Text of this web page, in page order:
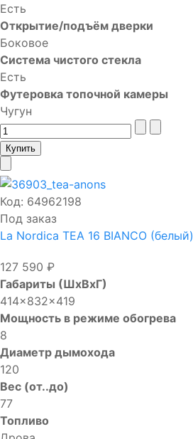
Есть
Открытие/подъём дверки
Боковое
Система чистого стекла
Есть
Футеровка топочной камеры
Чугун
Код: 64962198
Под заказ
La Nordica TEA 16 BIANCO (белый)
127 590 ₽
Габариты (ШхВхГ)
414x832x419
Мощность в режиме обогрева
8
Диаметр дымохода
120
Вес (от..до)
77
Топливо